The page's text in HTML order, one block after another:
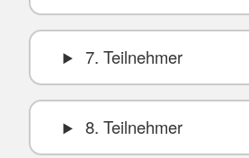
7. Teilnehmer
8. Teilnehmer